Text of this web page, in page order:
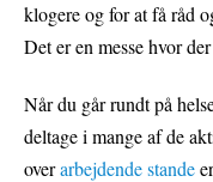
klogere og for at få råd
Det er en messe hvor
Når du går rundt på
deltage i mange af de
overarbejdende stande